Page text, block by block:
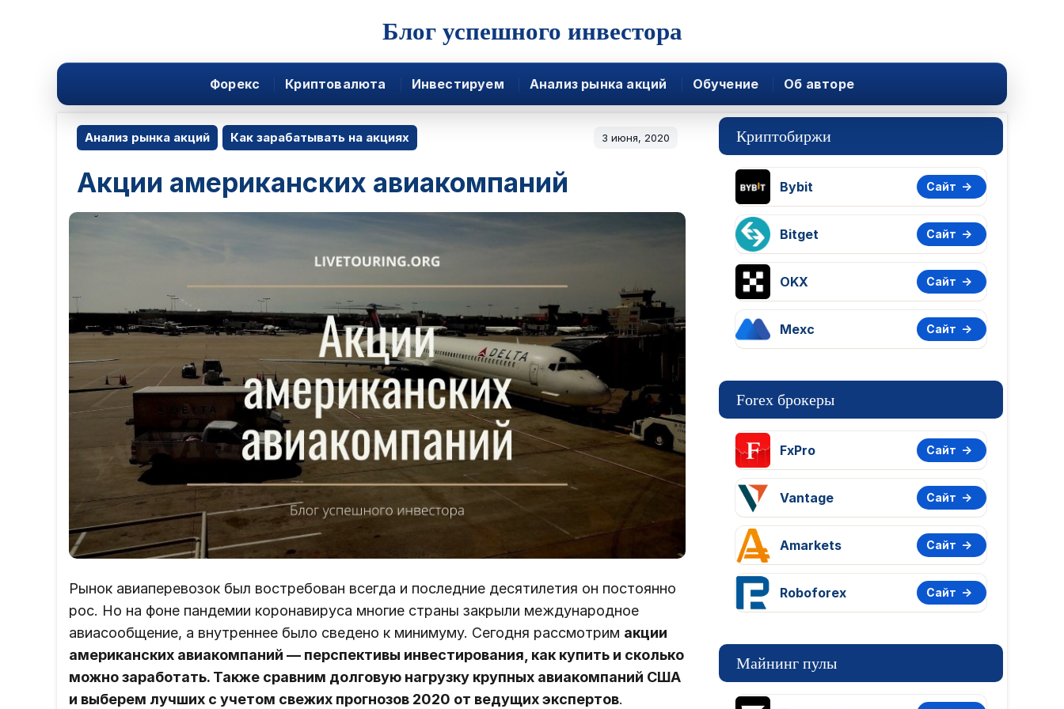
Блог успешного инвестора
Форекс Криптовалюта Инвестируем Анализ рынка акций Обучение Об авторе
Анализ рынка акций Как зарабатывать на акциях 3 июня, 2020
Акции американских авиакомпаний
Рынок авиаперевозок был востребован всегда и последние десятилетия он постоянно
рос. Но на фоне пандемии коронавируса многие страны закрыли международное
авиасообщение, а внутреннее было сведено к минимуму. Сегодня рассмотрим акции
американских авиакомпаний — перспективы инвестирования, как купить и сколько
можно заработать. Также сравним долговую нагрузку крупных авиакомпаний США
и выберем лучших с учетом свежих прогнозов 2020 от ведущих экспертов.
Криптобиржи
Bybit Сайт
Bitget Сайт
OKX Сайт
Mexc Сайт
Forex брокеры
FxPro Сайт
Vantage Сайт
Amarkets Сайт
Roboforex Сайт
Майнинг пулы